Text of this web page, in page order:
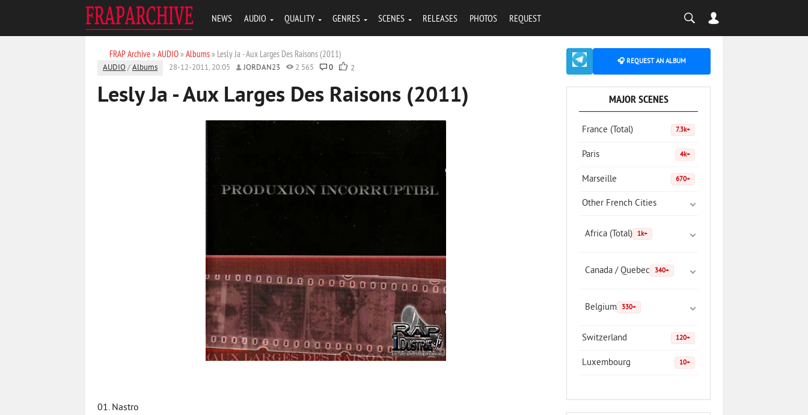
NEWS AUDIO QUALITY GENRES SCENES RELEASES PHOTOS REQUEST
FRAP Archive» AUDIO» Albums» Lesly Ja - Aux Larges Des Raisons (2011)
AUDIO /Albums 28-12-2011, 20:05 JORDAN23 2 565 0 2
Lesly Ja - Aux Larges Des Raisons (2011)
01. Nastro
🎧 REQUEST AN ALBUM
MAJOR SCENES
France (Total) 7.3k+
Paris 4k+
Marseille 670+
Other French Cities
Africa (Total) 1k+
Canada / Quebec 340+
Belgium 330+
Switzerland 120+
Luxembourg 10+